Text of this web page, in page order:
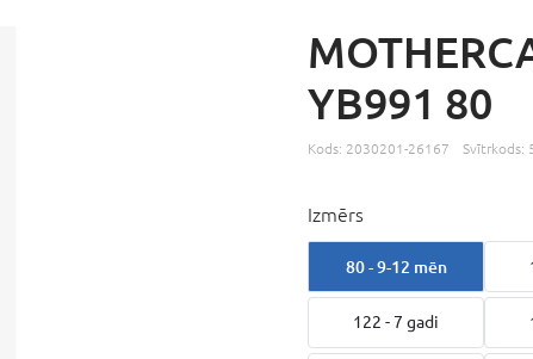
YB991 80
Kods: 2030201-26167 Svītrkods:
Izmērs
80 - 9-12 mēn
122 - 7 gadi